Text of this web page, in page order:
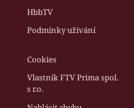
HbbTV
Podmínky užívání
Cookies
Vlastník FTV Prima spol.
s r.o.